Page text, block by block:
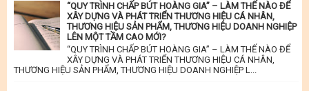
“QUY TRÌNH CHẤP BÚT HOÀNG GIA” – LÀM THẾ NÀO ĐỂ
XÂY DỰNG VÀ PHÁT TRIỂN THƯƠNG HIỆU CÁ NHÂN,
THƯƠNG HIỆU SẢN PHẨM, THƯƠNG HIỆU DOANH NGHIỆP
LÊN MỘT TẦM CAO MỚI?
“QUY TRÌNH CHẤP BÚT HOÀNG GIA” – LÀM THẾ NÀO ĐỂ
XÂY DỰNG VÀ PHÁT TRIỂN THƯƠNG HIỆU CÁ NHÂN,
THƯƠNG HIỆU SẢN PHẨM, THƯƠNG HIỆU DOANH NGHIỆP L...